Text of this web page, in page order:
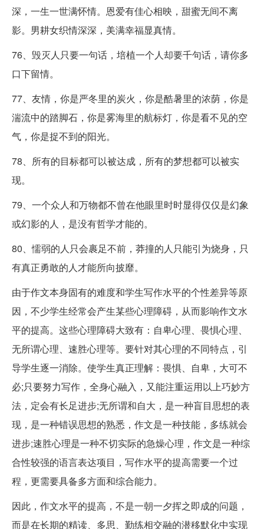
深，一生一世满怀情。恩爱有佳心相映，甜蜜无间不离
影。男耕女织情深深，美满幸福显真情。
76、毁灭人只要一句话，培植一个人却要千句话，请你多
口下留情。
77、友情，你是严冬里的炭火，你是酷暑里的浓荫，你是
湍流中的踏脚石，你是雾海里的航标灯，你是看不见的空
气，你是捉不到的阳光。
78、所有的目标都可以被达成，所有的梦想都可以被实
现。
79、一个众人和万物都不曾在他眼里时时显得仅仅是幻象
或幻影的人，是没有哲学才能的。
80、懦弱的人只会裹足不前，莽撞的人只能引为烧身，只
有真正勇敢的人才能所向披靡。
由于作文本身固有的难度和学生写作水平的个性差异等原
因，不少学生经常会产生某些心理障碍，从而影响作文水
平的提高。这些心理障碍大致有：自卑心理、畏惧心理、
无所谓心理、速胜心理等。要针对其心理的不同特点，引
导学生逐一消除。使学生真正理解：畏惧、自卑，大可不
必;只要努力写作，全身心融入，又能注重运用以上巧妙方
法，定会有长足进步;无所谓和自大，是一种盲目思想的表
现，是一种错误思想的熟悉，作文是一种技能，多练就会
进步;速胜心理是一种不切实际的急燥心理，作文是一种综
合性较强的语言表达项目，写作水平的提高需要一个过
程，更需要具备多方面和综合能力。
因此，作文水平的提高，不是一朝一夕挥之即成的问题，
而是在长期的精读、多思、勤练相交融的潜移默化中实现